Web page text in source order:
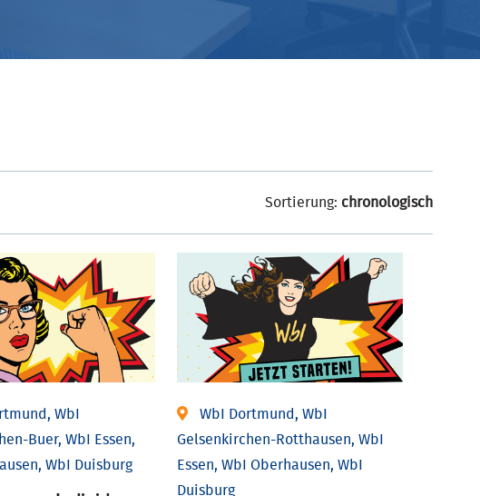
Sortierung: chronologisch
WbI
Buer, WbI Essen,
WbI Duisburg
WbI Dortmund, WbI
Gelsenkirchen-Rotthausen, WbI
Essen, WbI Oberhausen, WbI
Duisburg